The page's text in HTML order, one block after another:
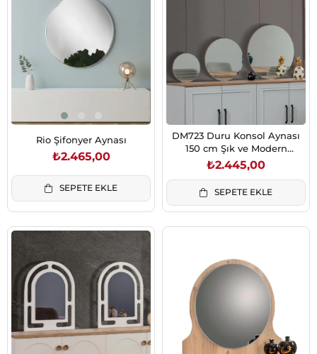
Rio Şifonyer Aynası
₺2.465,00
SEPETE EKLE
DM723 Duru Konsol Aynası
150 cm Şık ve Modern
Tasarım
₺2.445,00
SEPETE EKLE